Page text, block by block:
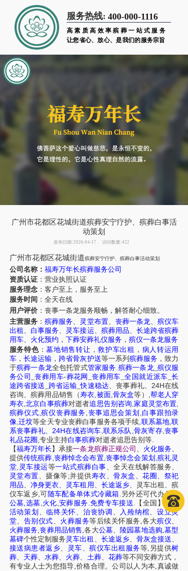
服务热线: 400-000-1116
高素质高效率殡葬一站式服务
让您省心、放心、是我们的服务宗旨
广州市花都区花城街道殡葬安宁疗护、殡葬白事活
动策划
发布日期:2026-04-17 访问数量:422
广州市花都区花城街道殡葬安宁疗护、殡葬白事活动策划
公司名称： 福寿万年长殡葬服务公司
资质认证：营业执照认证
服务理念：客户至上，服务至上
服务时间 ：全天在线
用户评价：丧事一条龙服务顺畅，解答耐心细致。
主营服务 ：殡葬服务、 灵堂布置、 丧葬一条龙、殡仪车
出租 、 白事服务、 灵车接运、 殡葬用品、 长途跨省殡葬
用车、 火化预约 ， 下葬安葬礼仪服务 ， 殡仪一条龙服务
服务特色：墓地销售转让 ，救护车出租 ， 病人转运用
车， 长途运输 ，跨省骨灰护送等一系列 殡葬服务 ，致力
于殡葬一条龙全包托管式管家服务 .殡葬一条龙_ 殡仪服
务公司
_丧葬用车-葬花网 丧葬用车 全国就近派车 长
途跨省接送 跨省运输 _快速稳达、丧事葬礼、 24H在线
咨询、殡葬用品销售 （寿衣 被面, 骨灰盒等）
帮老人穿
寿衣 ,北京白事殡葬对逝者追思告别咨询 ,家庭灵堂布置
殡葬仪式 殡仪丧葬服务 丧事追思会策划 白事跟拍录
像 迁坟等全天专业丧葬白事服务各项手续 联系墓地 ,联
系丧事葬礼、24H在线咨询车 联系乐队 骨灰寄存, 丧事
礼品花圈 专业主持白事殡葬对逝者追思告别等.
【福寿万年长 】承接一条龙殡葬正规公司 、 火化服务、
提供传统殡葬 丧葬悼念会布置, 丧事悼念会策划 殡礼灵
堂 灵车接运等一站式殡葬白事、全天在线解答服务、
灵堂布置、摄像等;并提供寿衣、骨灰盒 、花圈 、 祭祀
用品、 净身更衣、 灵车租用 、 长途返乡、 灵车出租 、殡
仪车返乡 可 随车配备单体式冷藏箱 另外还可代办各区
公墓 选墓 火化 安葬服务 免费专车接送 【全国】
白事
活动策划 、临终关怀、 治丧协调 、 入殓纳棺、 设立灵
堂、 告别仪式、 火葬服务等后续关怀服务,各大殡仪、
火葬服务,丧葬用品销售,各大公墓、 陵园墓地选购,墓型
墓碑个性定制服务 灵车出租 、 长途返乡、 骨灰盒接送、
接送病患者返乡、 灵车、殡仪车出租服务等,另提供树
葬、 天葬、水葬、 火葬、 土葬、 花葬等不同安葬方式，
有专业人士为您指导,价格合理。公司以人为本,真诚做